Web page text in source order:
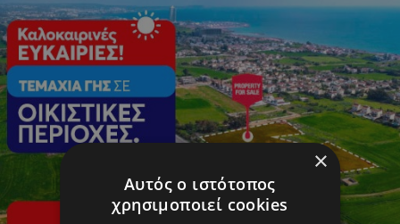
×
Αυτός ο ιστότοπος
χρησιμοποιεί cookies